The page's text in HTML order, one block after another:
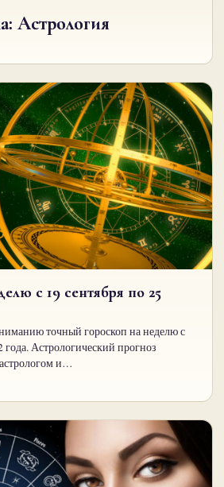
Астрология
с 19 сентября по 25
точный гороскоп на неделю с
года. Астрологический прогноз
и…